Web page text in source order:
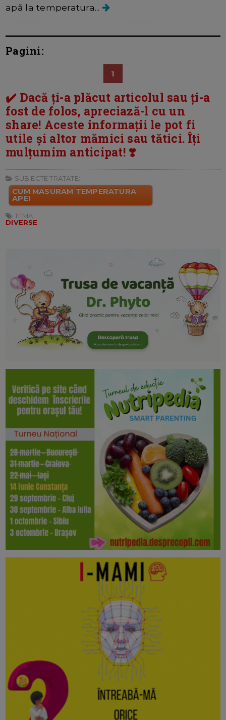
apă la temperatura...
Pagini:
1
✔️ Dacă ți-a plăcut articolul sau ți-a
fost de folos, apreciază-l cu un
share! Aceste informații le pot fi
utile și altor mămici sau tătici. Îți
mulțumim anticipat! ❣️
SUBIECTE TRATATE:
CUM MASURAM TEMPERATURA
APEI
TEMA:
DIVERSE